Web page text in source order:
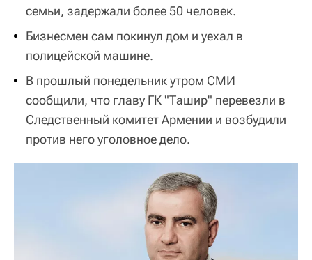
семьи, задержали более 50 человек.
Бизнесмен сам покинул дом и уехал в
полицейской машине.
В прошлый понедельник утром СМИ
сообщили, что главу ГК "Ташир" перевезли в
Следственный комитет Армении и возбудили
против него уголовное дело.